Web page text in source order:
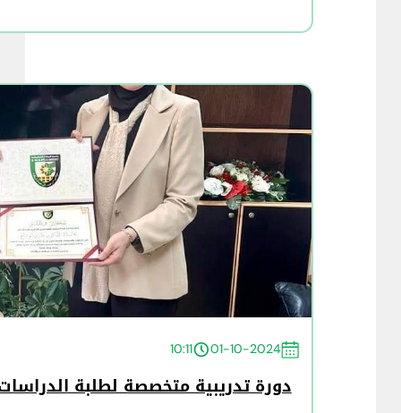
01-10-2024
10:11
دورة تدريبية متخصصة لطلبة